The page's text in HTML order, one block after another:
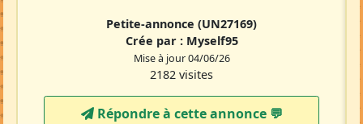
Petite-annonce (UN27169)
Crée par : Myself95
Mise à jour 04/06/26
2182 visites
Répondre à cette annonce 💬​